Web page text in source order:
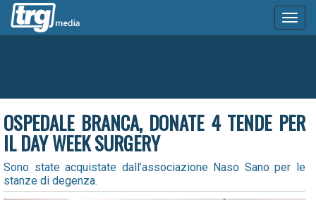
OSPEDALE BRANCA, DONATE 4 TENDE PER
IL DAY WEEK SURGERY
Sono state acquistate dall’associazione Naso Sano per le
stanze di degenza.